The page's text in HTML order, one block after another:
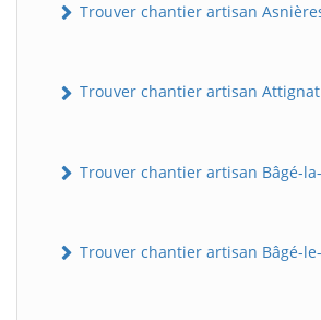
Trouver chantier artisan
Trouver chantier artisan Attignat
Trouver chantier artisan Bâgé-
Trouver chantier artisan Bâgé-